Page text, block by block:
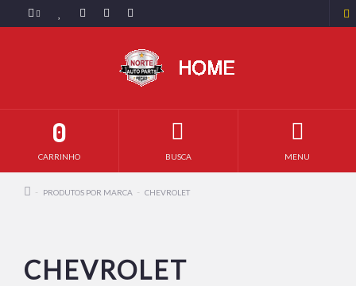
MENU
BUSCA
0
CARRINHO
PRODUTOS POR MARCA CHEVROLET
CHEVROLET